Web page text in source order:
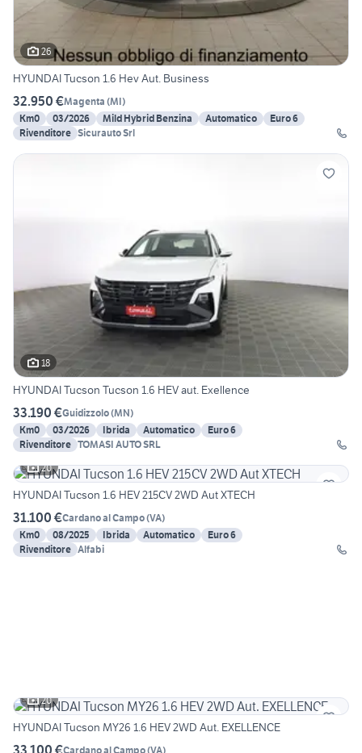
26
HYUNDAI Tucson 1.6 Hev Aut. Business
32.950 €Magenta (MI)
Km0
03/2026 Mild Hybrid Benzina Automatico
Euro 6
Rivenditore Sicurauto Srl
18
HYUNDAI Tucson Tucson 1.6 HEV aut. Exellence
33.190 €Guidizzolo(MN)
Km0
03/2026 Ibrida Automatico
Euro 6
Rivenditore TOMASI AUTO SRL
20
HYUNDAI Tucson 1.6 HEV 215CV 2WD Aut XTECH
31.100 €Cardano al Campo(VA)
Km0
08/2025 Ibrida Automatico
Euro 6
Rivenditore Alfabi
20
HYUNDAI Tucson MY26 1.6 HEV 2WD Aut. EXELLENCE
Cardano al Campo(VA)